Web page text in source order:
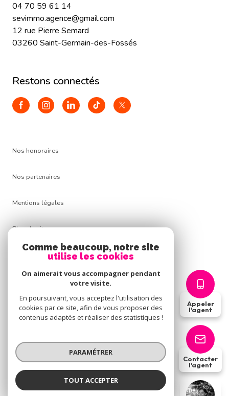
Séverine BERGEON-SEROUX
Appeler
l'agent
Contacter
l'agent
04 70 59 61 14
sevimmo.agence@gmail.com
12 rue Pierre Semard
03260 Saint-Germain-des-Fossés
restons connectés
Nos honoraires
Nos partenaires
Mentions légales
Plan du site
Cookies
© 2026 | Tous droits réservés
Réalisé par
Comme beaucoup, notre site
utilise les cookies
On aimerait vous accompagner pendant
votre visite.
En poursuivant, vous acceptez l'utilisation des
cookies par ce site, afin de vous proposer des
contenus adaptés et réaliser des statistiques !
PARAMÉTRER
TOUT ACCEPTER